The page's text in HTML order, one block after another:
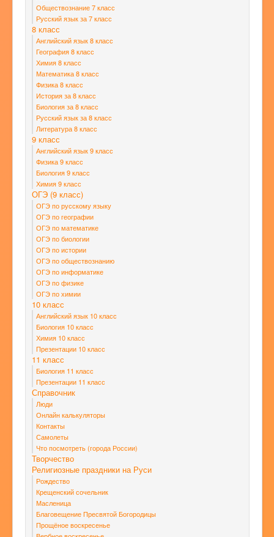
Обществознание 7 класс
Русский язык за 7 класс
8 класс
Английский язык 8 класс
География 8 класс
Химия 8 класс
Математика 8 класс
Физика 8 класс
История за 8 класс
Биология за 8 класс
Русский язык за 8 класс
Литература 8 класс
9 класс
Английский язык 9 класс
Физика 9 класс
Биология 9 класс
Химия 9 класс
ОГЭ (9 класс)
ОГЭ по русскому языку
ОГЭ по географии
ОГЭ по математике
ОГЭ по биологии
ОГЭ по истории
ОГЭ по обществознанию
ОГЭ по информатике
ОГЭ по физике
ОГЭ по химии
10 класс
Английский язык 10 класс
Биология 10 класс
Химия 10 класс
Презентации 10 класс
11 класс
Биология 11 класс
Презентации 11 класс
Справочник
Люди
Онлайн калькуляторы
Контакты
Самолеты
Что посмотреть (города России)
Творчество
Религиозные праздники на Руси
Рождество
Крещенский сочельник
Масленица
Благовещение Пресвятой Богородицы
Прощёное воскресенье